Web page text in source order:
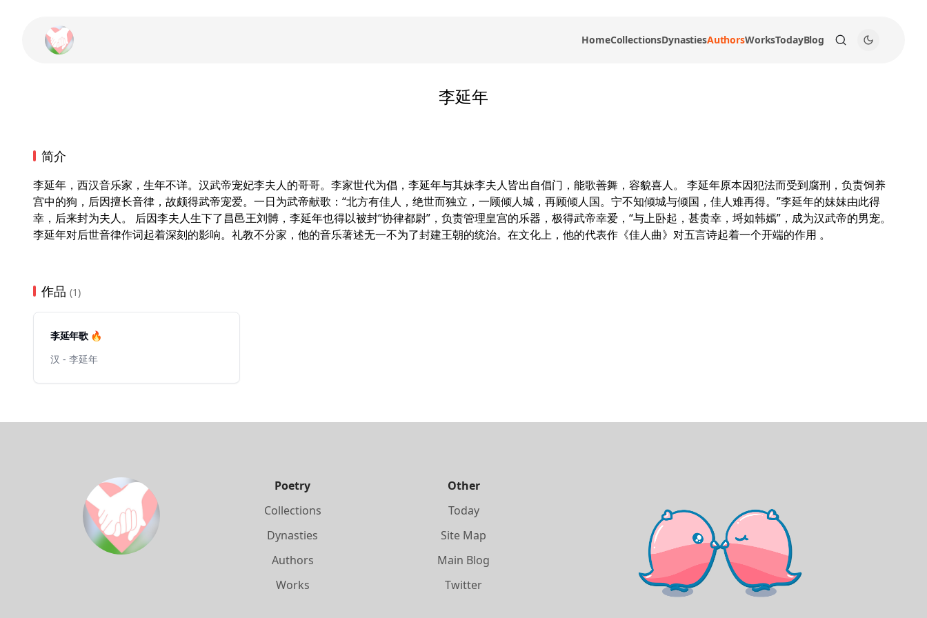
HomeCollectionsDynastiesAuthorsWorksTodayBlog
李延年
简介
李延年，西汉音乐家，生年不详。汉武帝宠妃李夫人的哥哥。李家世代为倡，李延年与其妹李夫人皆出自倡门，能歌善舞，容貌喜人。 李延年原本因犯法而受到腐刑，负责饲养
宫中的狗，后因擅长音律，故颇得武帝宠爱。一日为武帝献歌：“北方有佳人，绝世而独立，一顾倾人城，再顾倾人国。宁不知倾城与倾国，佳人难再得。”李延年的妹妹由此得
幸，后来封为夫人。 后因李夫人生下了昌邑王刘髆，李延年也得以被封“协律都尉”，负责管理皇宫的乐器，极得武帝幸爱，“与上卧起，甚贵幸，埒如韩嫣”，成为汉武帝的男宠。
李延年对后世音律作词起着深刻的影响。礼教不分家，他的音乐著述无一不为了封建王朝的统治。在文化上，他的代表作《佳人曲》对五言诗起着一个开端的作用 。
作品 (1)
李延年歌 🔥
汉 - 李延年
Poetry
Collections
Dynasties
Authors
Works
Other
Today
Site Map
Main Blog
Twitter